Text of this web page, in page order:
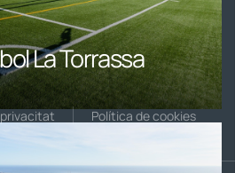
La Torrassa
Política de cookies